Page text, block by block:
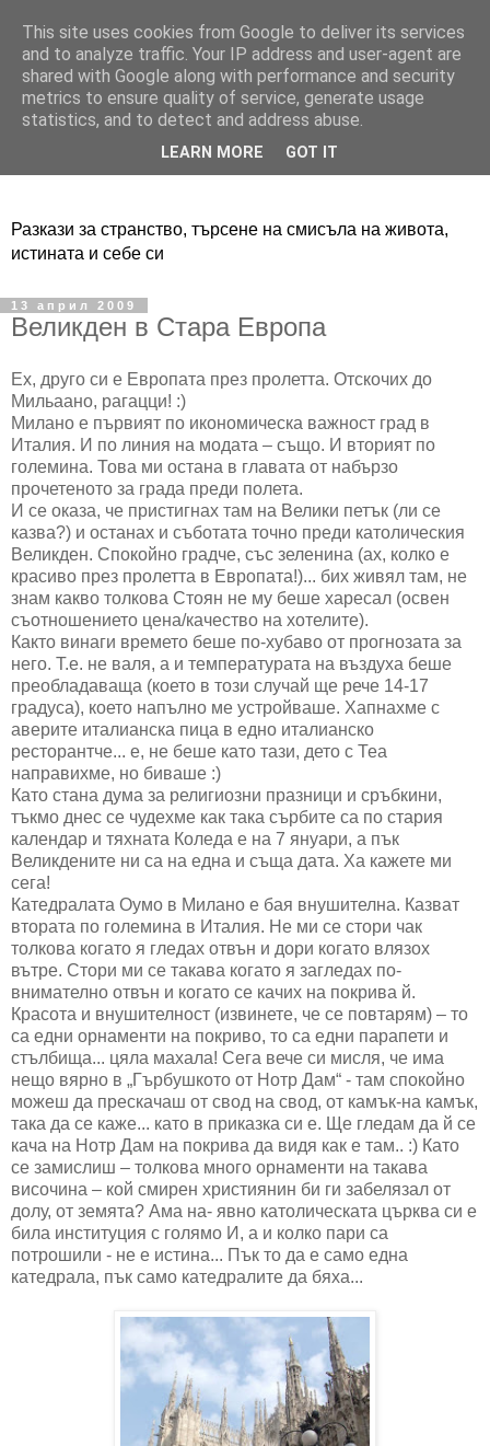
Adventure Live
Разкази за странство, търсене на смисъла на живота,
истината и себе си
13 април 2009
Великден в Стара Европа
Ех, друго си е Европата през пролетта. Отскочих до
Мильаано, рагацци! :)
Милано е първият по икономическа важност град в
Италия. И по линия на модата – също. И вторият по
големина. Това ми остана в главата от набързо
прочетеното за града преди полета.
И се оказа, че пристигнах там на Велики петък (ли се
казва?) и останах и съботата точно преди католическия
Великден. Спокойно градче, със зеленина (ах, колко е
красиво през пролетта в Европата!)... бих живял там, не
знам какво толкова Стоян не му беше харесал (освен
съотношението цена/качество на хотелите).
Както винаги времето беше по-хубаво от прогнозата за
него. Т.е. не валя, а и температурата на въздуха беше
преобладаваща (което в този случай ще рече 14-17
градуса), което напълно ме устройваше. Хапнахме с
аверите италианска пица в едно италианско
ресторантче... е, не беше като тази, дето с Теа
направихме, но биваше :)
Като стана дума за религиозни празници и сръбкини,
тъкмо днес се чудехме как така сърбите са по стария
календар и тяхната Коледа е на 7 януари, а пък
Великдените ни са на една и съща дата. Ха кажете ми
сега!
Катедралата Оумо в Милано е бая внушителна. Казват
втората по големина в Италия. Не ми се стори чак
толкова когато я гледах отвън и дори когато влязох
вътре. Стори ми се такава когато я загледах по-
внимателно отвън и когато се качих на покрива й.
Красота и внушителност (извинете, че се повтарям) – то
са едни орнаменти на покриво, то са едни парапети и
стълбища... цяла махала! Сега вече си мисля, че има
нещо вярно в „Гърбушкото от Нотр Дам“ - там спокойно
можеш да прескачаш от свод на свод, от камък-на камък,
така да се каже... като в приказка си е. Ще гледам да й се
кача на Нотр Дам на покрива да видя как е там.. :) Като
се замислиш – толкова много орнаменти на такава
височина – кой смирен християнин би ги забелязал от
долу, от земята? Ама на- явно католическата църква си е
била институция с голямо И, а и колко пари са
потрошили - не е истина... Пък то да е само една
катедрала, пък само катедралите да бяха...
This site uses cookies from Google to deliver its services
and to analyze traffic. Your IP address and user-agent are
shared with Google along with performance and security
metrics to ensure quality of service, generate usage
statistics, and to detect and address abuse.
LEARN MORE GOT IT